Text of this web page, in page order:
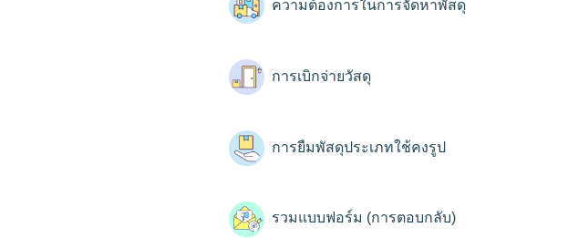
ความต้องการในการจัดหาพัสดุ
การเบิกจ่ายวัสดุ
การยืมพัสดุประเภทใช้คงรูป
รวมแบบฟอร์ม (การตอบกลับ)